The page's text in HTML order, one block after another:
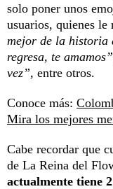
solo poner unos
usuarios, quienes le
mejor de la
regresa, te
vez”, entre otros.
Conoce más:
Mira los mejores
Cabe recordar que
de La Reina del
actualmente tiene